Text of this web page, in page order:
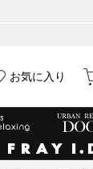
お気に入り